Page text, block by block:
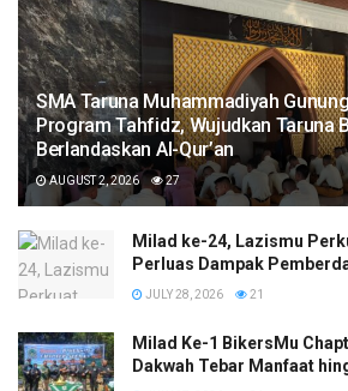
SMA Taruna Muhammadiyah
Program Tahfidz, Wujudkan Taruna
Berlandaskan Al-Qur’an
AUGUST 2, 2026 27
Milad ke-24, Lazismu
Perluas Dampak
JULY 28, 2026 21
Milad Ke-1 BikersMu
Dakwah Tebar Manfaat